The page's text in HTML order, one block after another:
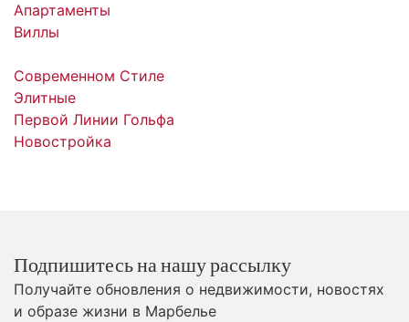
Апартаменты
Виллы
Современном Стиле
Элитные
Первой Линии Гольфа
Новостройка
Подпишитесь на нашу рассылку
Получайте обновления о недвижимости, новостях
и образе жизни в Марбелье